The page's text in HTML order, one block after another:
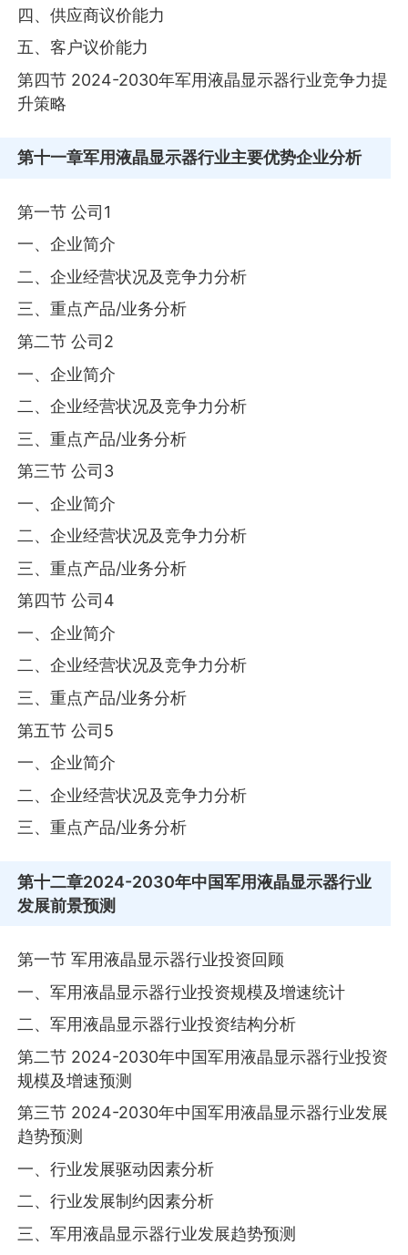
四、供应商议价能力
五、客户议价能力
第四节 2024-2030年军用液晶显示器行业竞争力提
升策略
第十一章军用液晶显示器行业主要优势企业分析
第一节 公司1
一、企业简介
二、企业经营状况及竞争力分析
三、重点产品/业务分析
第二节 公司2
一、企业简介
二、企业经营状况及竞争力分析
三、重点产品/业务分析
第三节 公司3
一、企业简介
二、企业经营状况及竞争力分析
三、重点产品/业务分析
第四节 公司4
一、企业简介
二、企业经营状况及竞争力分析
三、重点产品/业务分析
第五节 公司5
一、企业简介
二、企业经营状况及竞争力分析
三、重点产品/业务分析
第十二章2024-2030年中国军用液晶显示器行业
发展前景预测
第一节 军用液晶显示器行业投资回顾
一、军用液晶显示器行业投资规模及增速统计
二、军用液晶显示器行业投资结构分析
第二节 2024-2030年中国军用液晶显示器行业投资
规模及增速预测
第三节 2024-2030年中国军用液晶显示器行业发展
趋势预测
一、行业发展驱动因素分析
二、行业发展制约因素分析
三、军用液晶显示器行业发展趋势预测